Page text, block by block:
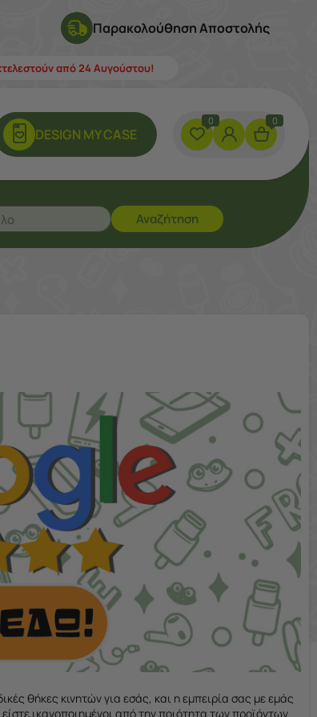
Παρακολούθηση Αποστολής
από 24 Αυγούστου!
DESIGN ΜY CASE
0 0
Αναζήτηση
θήκες κινητών για εσάς, και η εμπειρία σας με εμάς
ικανοποιημένοι από την ποιότητα των προϊόντων